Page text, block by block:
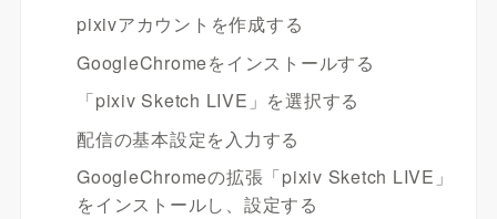
pixivアカウントを作成する
GoogleChromeをインストールする
「pixiv Sketch LIVE」を選択する
配信の基本設定を入力する
GoogleChromeの拡張「pixiv Sketch LIVE」
をインストールし、設定する